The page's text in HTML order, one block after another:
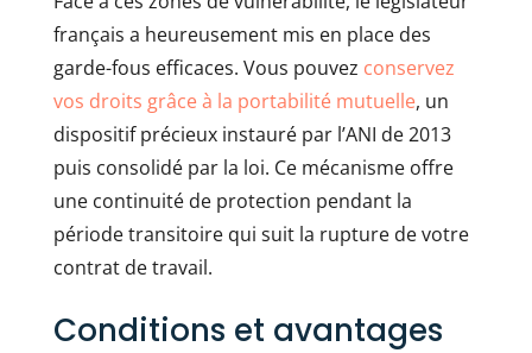
français a heureusement mis en place des
garde-fous efficaces. Vous pouvez conservez
vos droits grâce à la portabilité mutuelle, un
dispositif précieux instauré par l’ANI de 2013
puis consolidé par la loi. Ce mécanisme offre
une continuité de protection pendant la
période transitoire qui suit la rupture de votre
contrat de travail.
Conditions et avantages